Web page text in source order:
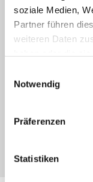
soziale Medien,
Partner führen
weiteren Daten
Cookies, wenn
Notwendig
Präferenzen
Statistiken
Schauen Sie
Qualitativ wertvoll und
Die Horvi-Enzym-
Waldemar Diesings
vertrieben.
Produktionsstandards
des niederländischen